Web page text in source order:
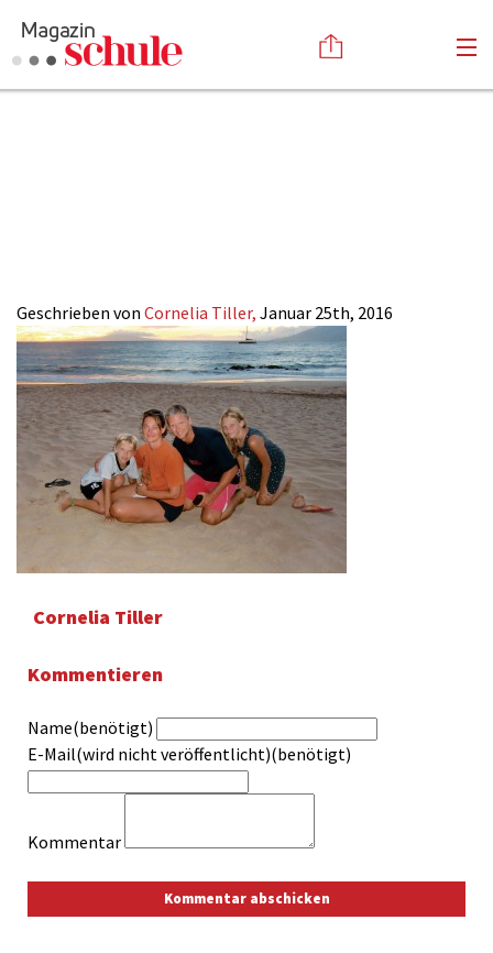
Impressum
Geschrieben von Cornelia Tiller, Januar 25th, 2016
Cornelia Tiller
Kommentieren
Name(benötigt)
E-Mail(wird nicht veröffentlicht)(benötigt)
Kommentar